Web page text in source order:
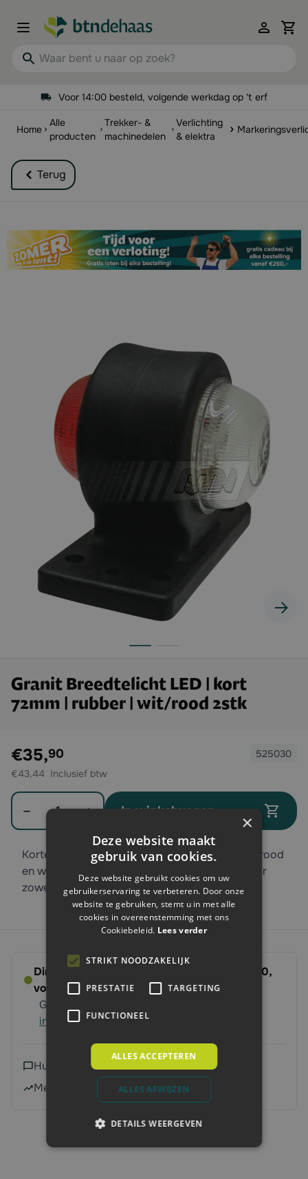
Waar bent u naar op zoek?
Voor 14:00 besteld, volgende werkdag op 't erf
Home
Alle
producten
Trekker- &
machinedelen
Verlichting
& elektra
Terug
Granit Breedtelicht LED | kort
72mm | rubber | wit/rood 2stk
Exclusief btw:
€35,90
€43,44
525030
Aantal
In winkelwagen
Korte breedtelamp 12V / 24V-LED 2 stuks met rood
en wit licht en een rubberen voet. Geschikt voor
zowel links als rechts.
Direct leverbaar - Bestel voor dinsdag 14:00,
volgende werkdag op ’t erf
Gratis verzending vanaf 250 euro
informatie
Hulp nodig?
Neem contact met ons op
Meer dan 240.000 klanten geholpen
×
Deze website maakt
gebruik van cookies.
Deze website gebruikt cookies om uw
gebruikerservaring te verbeteren. Door onze
website te gebruiken, stemt u in met alle
cookies in overeenstemming met ons
Cookiebeleid. Lees verder
STRIKT NOODZAKELIJK
PRESTATIE TARGETING
FUNCTIONEEL
ALLES ACCEPTEREN
ALLES AFWIJZEN
DETAILS WEERGEVEN